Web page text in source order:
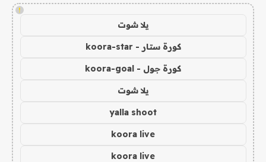
!
يلا شوت
كورة ستار - koora-star
كورة جول - koora-goal
يلا شوت
yalla shoot
koora live
koora live